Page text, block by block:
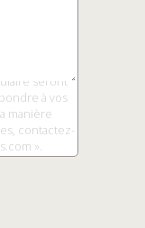
seront
à vos
manière
contactez-
».